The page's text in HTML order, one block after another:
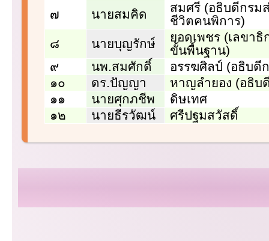
๗
นายสมคิด
สมศรี (อธิบดีกร
ชีวิตคนพิการ)
๘
นายบุญรักษ์
ยอดเพชร (เลขา
ขั้นพื้นฐาน)
๙
นพ.สมศักดิ์
อรรฆศิลป์ (อธิบดี
๑๐
ดร.ปัญญา
หาญลำยอง (อธิบ
๑๑
นายศุกภชีพ
ดิษเทศ
๑๒
นายธีรวัฒน์ ศรีปฐมสวัสดิ์